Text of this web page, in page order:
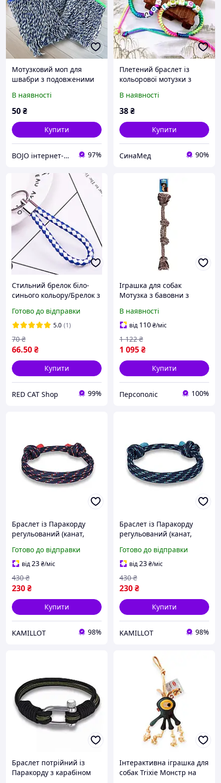
Мотузковий моп для
швабри з подовженими
кольори в асортименті
В наявності
50₴
Купити
BOJO інтернет-магазин 97%
Плетений браслет із
кольорової мотузки з
В наявності
38₴
Купити
СинаМед 90%
Стильний брелок біло-
синього кольору/Брелок з
штучної шкіри
Готово до відправки
5.0 (1)
66.50₴
70 ₴
Купити
RED CAT Shop 99%
Іграшка для собак
Мотузка з бавовни з
В наявності
від 110₴/міс
1 095₴
1 122 ₴
Купити
Персополіс 100%
Браслет із Паракорду
регульований (канат,
парашутний строп)
Синьо-червоний, Унісекс
WUKE
Готово до відправки
від23₴/міс
230₴
430 ₴
Купити
KAMILLOT 98%
Браслет із Паракорду
регульований (канат,
парашутний строп)
Синьо-Блакитний, Унісекс
WUKE
Готово до відправки
від23₴/міс
230₴
430 ₴
Купити
KAMILLOT 98%
Браслет потрійний із
Паракорду з карабіном
Інтерактивна іграшка для
собак Trixie Монстр на